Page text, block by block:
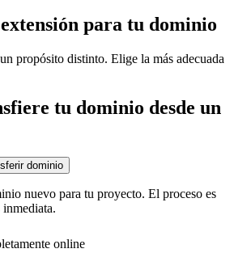
para tu dominio
propósito distinto. Elige la más adecuada
tu dominio desde un
dominio
nuevo para tu proyecto. El proceso es
online